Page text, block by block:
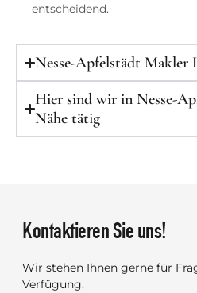
entscheidend.
Nesse-Apfelstädt Makler
Hier sind wir in Nesse-
Nähe tätig
Kontaktieren Sie uns!
Wir stehen Ihnen gerne für
Verfügung.